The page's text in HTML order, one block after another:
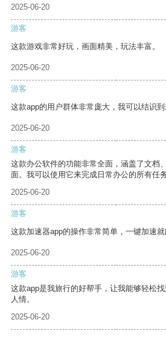
2025-06-20
游客
这款游戏非常好玩，画面精美，玩法丰富。
2025-06-20
游客
这款app的用户群体非常庞大，我可以结识到
2025-06-20
游客
这款办公软件的功能非常全面，涵盖了文档
面。我可以使用它来完成日常办公的所有任
2025-06-20
游客
这款加速器app的操作非常简单，一键加速就
2025-06-20
游客
这款app是我旅行的好帮手，让我能够轻松
人情。
2025-06-20